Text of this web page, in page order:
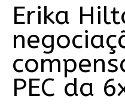
Erika
PEC da